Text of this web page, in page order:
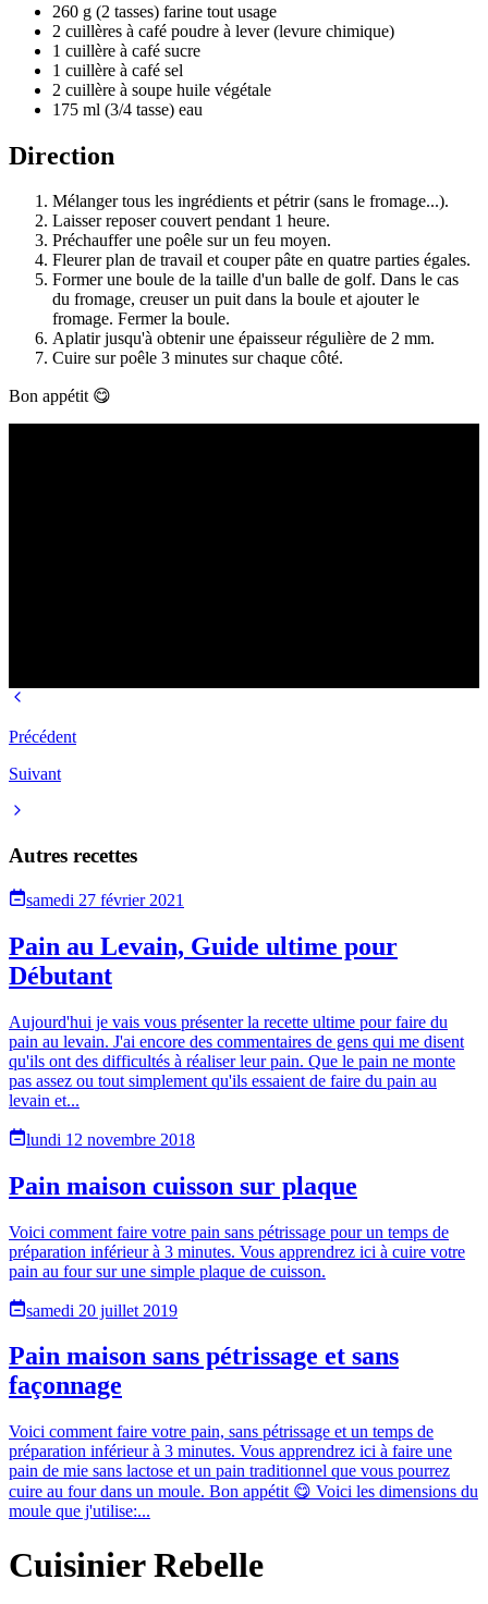
260 g (2 tasses) farine tout usage
2 cuillères à café poudre à lever (levure chimique)
1 cuillère à café sucre
1 cuillère à café sel
2 cuillère à soupe huile végétale
175 ml (3/4 tasse) eau
Direction
Mélanger tous les ingrédients et pétrir (sans le fromage...).
Laisser reposer couvert pendant 1 heure.
Préchauffer une poêle sur un feu moyen.
Fleurer plan de travail et couper pâte en quatre parties égales.
Former une boule de la taille d'un balle de golf. Dans le cas
du fromage, creuser un puit dans la boule et ajouter le
fromage. Fermer la boule.
Aplatir jusqu'à obtenir une épaisseur régulière de 2 mm.
Cuire sur poêle 3 minutes sur chaque côté.
Bon appétit 😋
Précédent
Suivant
Autres recettes
samedi 27 février 2021
Pain au Levain, Guide ultime pour
Débutant
Aujourd'hui je vais vous présenter la recette ultime pour faire du
pain au levain. J'ai encore des commentaires de gens qui me disent
qu'ils ont des difficultés à réaliser leur pain. Que le pain ne monte
pas assez ou tout simplement qu'ils essaient de faire du pain au
levain et...
lundi 12 novembre 2018
Pain maison cuisson sur plaque
Voici comment faire votre pain sans pétrissage pour un temps de
préparation inférieur à 3 minutes. Vous apprendrez ici à cuire votre
pain au four sur une simple plaque de cuisson.
samedi 20 juillet 2019
Pain maison sans pétrissage et sans
façonnage
Voici comment faire votre pain, sans pétrissage et un temps de
préparation inférieur à 3 minutes. Vous apprendrez ici à faire une
pain de mie sans lactose et un pain traditionnel que vous pourrez
cuire au four dans un moule. Bon appétit 😋 Voici les dimensions du
moule que j'utilise:...
Cuisinier Rebelle